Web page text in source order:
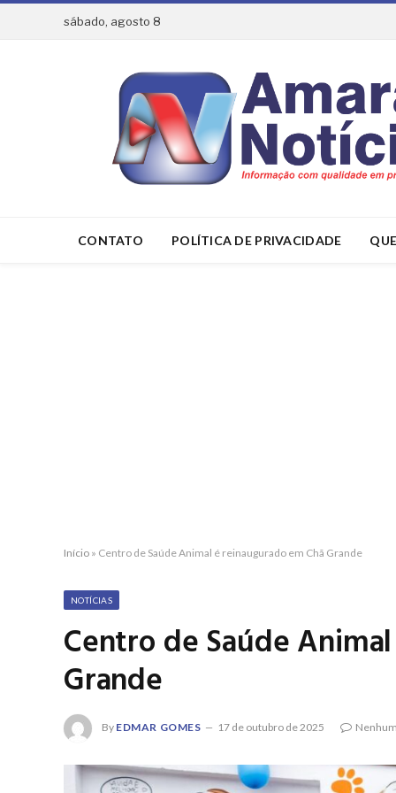
sábado, agosto 8
CONTATO POLÍTICA DE PRIVACIDADE
Início » Centro de Saúde Animal é reinaugurado em Chã Grande
NOTÍCIAS
Centro de Saúde
Grande
By EDMAR GOMES 17 de outubro de 2025